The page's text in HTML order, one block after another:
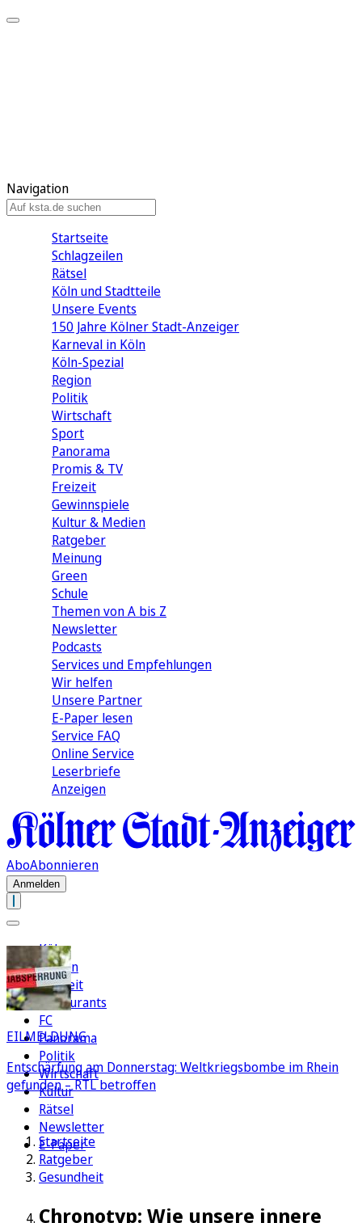
Navigation
Startseite
Schlagzeilen
Rätsel
Köln und Stadtteile
Unsere Events
150 Jahre Kölner Stadt-Anzeiger
Karneval in Köln
Köln-Spezial
Region
Politik
Wirtschaft
Sport
Panorama
Promis & TV
Freizeit
Gewinnspiele
Kultur & Medien
Ratgeber
Meinung
Green
Schule
Themen von A bis Z
Newsletter
Podcasts
Services und Empfehlungen
Wir helfen
Unsere Partner
E-Paper lesen
Service FAQ
Online Service
Leserbriefe
Anzeigen
AboAbonnieren
Anmelden
Köln
Region
Freizeit
Restaurants
FC
Panorama
Politik
Wirtschaft
Kultur
Rätsel
Newsletter
E-Paper
EILMELDUNG
Entschärfung am Donnerstag: Weltkriegsbombe im Rhein
gefunden – RTL betroffen
Startseite
Ratgeber
Gesundheit
Chronotyp: Wie unsere innere